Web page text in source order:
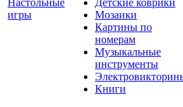
Настольные
игры
Детские коврики
Мозаики
Картины по
номерам
Музыкальные
инструменты
Книги